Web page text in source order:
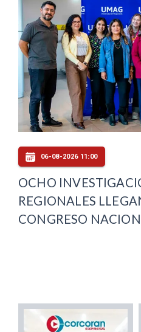
06-08-2026 11:00
OCHO
REGIONALES
CONGRESO